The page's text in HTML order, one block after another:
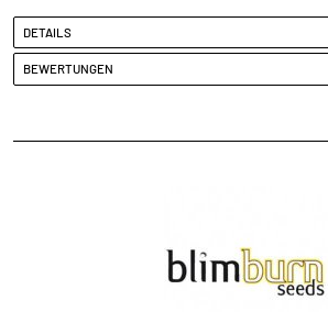
DETAILS
BEWERTUNGEN